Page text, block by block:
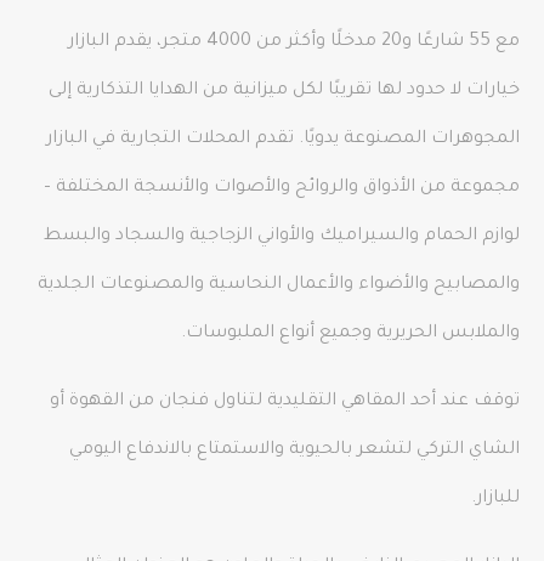
مع 55 شارعًا و20 مدخلًا وأكثر من 4000 متجر، يقدم البازار
خيارات لا حدود لها تقريبًا لكل ميزانية من الهدايا التذكارية إلى
المجوهرات المصنوعة يدويًا. تقدم المحلات التجارية في البازار
مجموعة من الأذواق والروائح والأصوات والأنسجة المختلفة –
لوازم الحمام والسيراميك والأواني الزجاجية والسجاد والبسط
والمصابيح والأضواء والأعمال النحاسية والمصنوعات الجلدية
والملابس الحريرية وجميع أنواع الملبوسات.
توقف عند أحد المقاهي التقليدية لتناول فنجان من القهوة أو
الشاي التركي لتشعر بالحيوية والاستمتاع بالاندفاع اليومي
للبازار.